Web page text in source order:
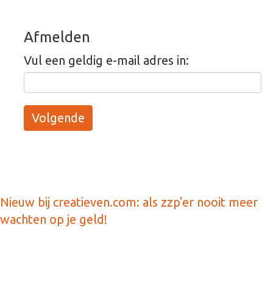
Afmelden
Vul een geldig e-mail adres in:
Nieuw bij creatieven.com: als zzp'er nooit meer
wachten op je geld!